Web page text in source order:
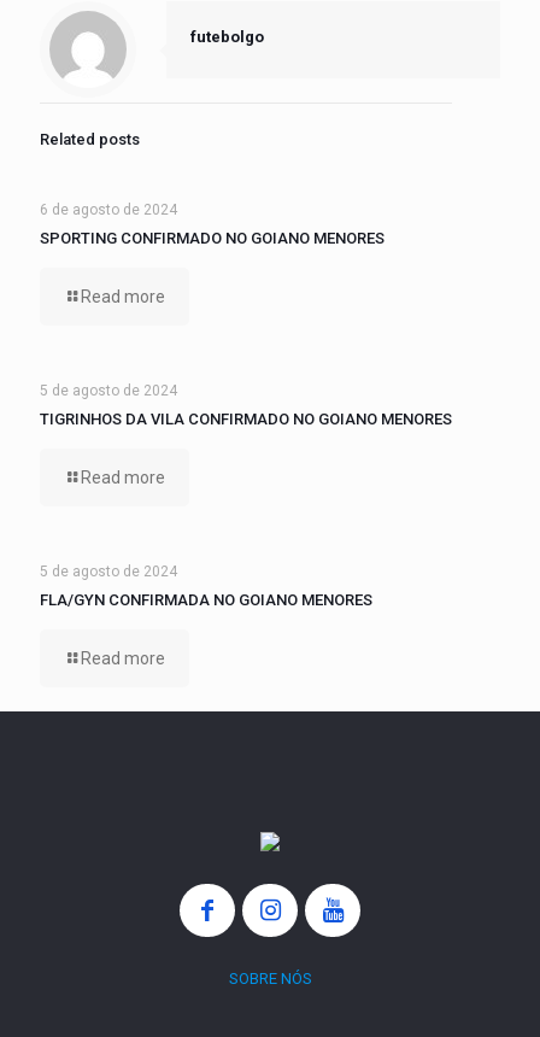
futebolgo
Related posts
6 de agosto de 2024
SPORTING CONFIRMADO NO GOIANO MENORES
Read more
5 de agosto de 2024
TIGRINHOS DA VILA CONFIRMADO NO GOIANO MENORES
Read more
5 de agosto de 2024
FLA/GYN CONFIRMADA NO GOIANO MENORES
Read more
SOBRE NÓS